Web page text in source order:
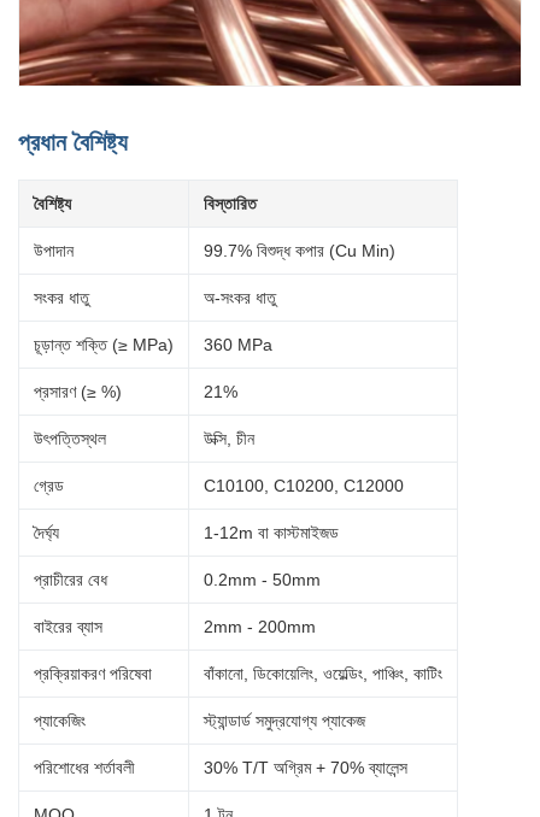
প্রধান বৈশিষ্ট্য
বৈশিষ্ট্য বিস্তারিত
উপাদান 99.7% বিশুদ্ধ কপার (Cu Min)
সংকর ধাতু অ-সংকর ধাতু
চূড়ান্ত শক্তি (≥ MPa) 360 MPa
প্রসারণ (≥ %) 21%
উৎপত্তিস্থল উক্সি, চীন
গ্রেড C10100, C10200, C12000
দৈর্ঘ্য 1-12m বা কাস্টমাইজড
প্রাচীরের বেধ 0.2mm - 50mm
বাইরের ব্যাস 2mm - 200mm
প্রক্রিয়াকরণ পরিষেবা বাঁকানো, ডিকোয়েলিং, ওয়েল্ডিং, পাঞ্চিং, কাটিং
প্যাকেজিং স্ট্যান্ডার্ড সমুদ্রযোগ্য প্যাকেজ
পরিশোধের শর্তাবলী 30% T/T অগ্রিম + 70% ব্যালেন্স